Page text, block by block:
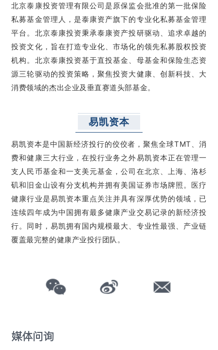
北京泰康投资管理有限公司是原保监会批准的第一批保险
私募基金管理人，是泰康资产旗下的专业化私募基金管理
平台。北京泰康投资秉承泰康资产投研驱动、追求卓越的
投资文化，旨在打造专业化、市场化的领先私募股权投资
机构。北京泰康投资基于直投基金、母基金和保险生态资
源三轮驱动的投资策略，聚焦投资大健康、创新科技、大
消费领域的杰出企业及垂直赛道头部基金。
易凯资本
易凯资本是中国新经济投行的佼佼者，聚焦全球TMT、消
费和健康三大行业，在投行业务之外易凯资本正在管理一
支人民币基金和一支美元基金，公司在北京、上海、洛杉
矶和旧金山设有分支机构并拥有美国证券市场牌照。医疗
健康行业是易凯资本重点关注并具有深厚优势的领域，已
连续四年成为中国拥有最多健康产业交易记录的新经济投
行。同时，易凯拥有国内规模最大、专业性最强、产业链
覆盖最完整的健康产业投行团队。
媒体问询